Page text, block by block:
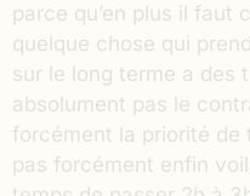
parce qu’en plus il faut
quelque chose qui
sur le long terme a des
absolument pas le
forcément la priorité de
pas forcément enfin